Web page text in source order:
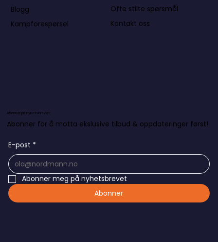
Blogg
Kampforespørsel
Ofte stilte spørsmål
Kontakt oss
Abonner på nyhetsbrevet
Abonner for å motta ekslusive tilbud & oppdateringer først!
E-post *
Abonner meg på nyhetsbrevet
Abonner